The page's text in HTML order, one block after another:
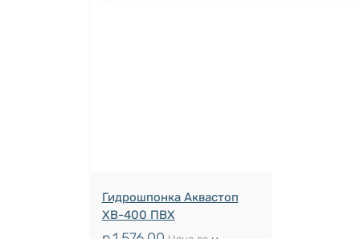
Гидрошпонка Аквастоп
ХВ-400 ПВХ